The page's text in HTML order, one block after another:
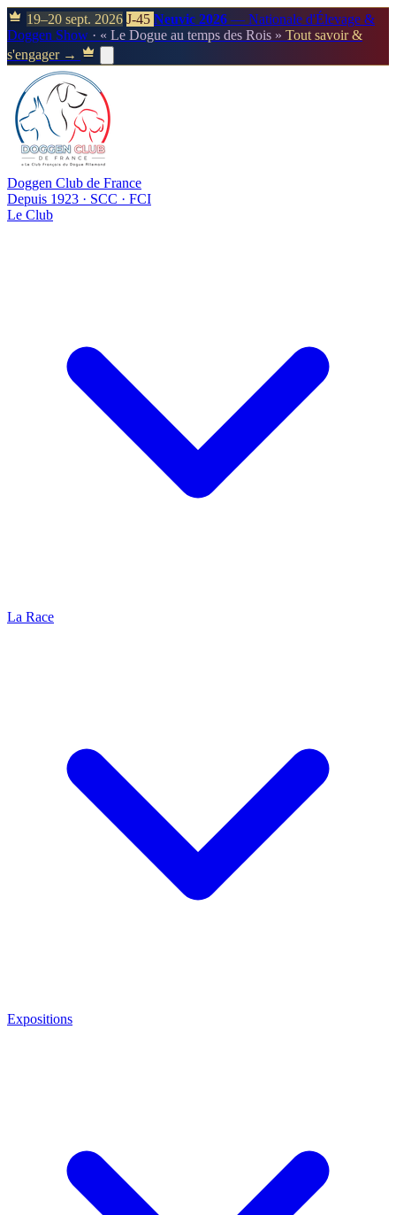
19–20 sept. 2026 J-45 Neuvic 2026 — Nationale d'Élevage &
Doggen Show · « Le Dogue au temps des Rois » Tout savoir &
s'engager →
Doggen Club de France
Depuis 1923 · SCC · FCI
Le Club
La Race
Expositions